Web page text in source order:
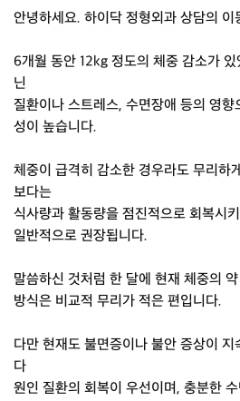
안녕하세요. 하이닥 정형외과 상담의 이
6개월 동안 12kg 정도의 체중 감소가
닌
질환이나 스트레스, 수면장애 등의 영
성이 높습니다.
체중이 급격히 감소한 경우라도 무리하
보다는
식사량과 활동량을 점진적으로 회복시
일반적으로 권장됩니다.
말씀하신 것처럼 한 달에 현재 체중의
방식은 비교적 무리가 적은 편입니다.
다만 현재도 불면증이나 불안 증상이
다
원인 질환의 회복이 우선이며, 충분한